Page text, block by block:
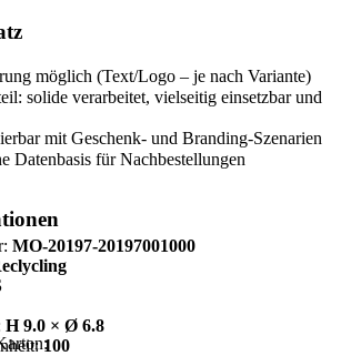
möglich (Text/Logo – je nach Variante)
solide verarbeitet, vielseitig einsetzbar und
mit Geschenk- und Branding-Szenarien
Datenbasis für Nachbestellungen
MO-20197-20197001000
H 9.0 × Ø 6.8
100